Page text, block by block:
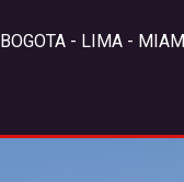
BOGOTA - LIMA -